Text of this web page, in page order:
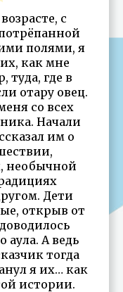
с
полями, я
как мне
туда, где в
отару овец.
со всех
Начали
им о
необычной
Дети
открыв от
аула. А ведь
тогда
я их… как
истории.